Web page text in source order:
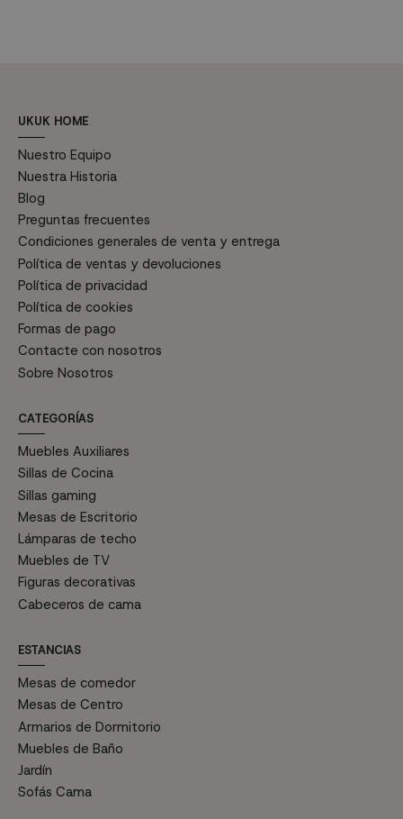
UKUK HOME
Nuestro Equipo
Nuestra Historia
Blog
Preguntas frecuentes
Condiciones generales de venta y entrega
Política de ventas y devoluciones
Política de privacidad
Política de cookies
Formas de pago
Contacte con nosotros
Sobre Nosotros
CATEGORÍAS
Muebles Auxiliares
Sillas de Cocina
Sillas gaming
Mesas de Escritorio
Lámparas de techo
Muebles de TV
Figuras decorativas
Cabeceros de cama
ESTANCIAS
Mesas de comedor
Mesas de Centro
Armarios de Dormitorio
Muebles de Baño
Jardín
Sofás Cama